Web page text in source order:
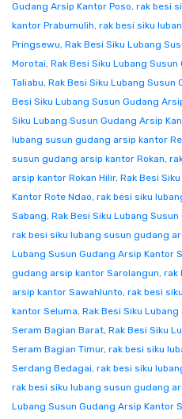
Gudang Arsip Kantor Poso, rak besi
kantor Prabumulih, rak besi siku
Pringsewu, Rak Besi Siku Lubang
Morotai, Rak Besi Siku Lubang
Taliabu, Rak Besi Siku Lubang Susun
Besi Siku Lubang Susun Gudang
Siku Lubang Susun Gudang Arsip
lubang susun gudang arsip kantor
susun gudang arsip kantor Rokan,
arsip kantor Rokan Hilir, Rak Besi
Kantor Rote Ndao, rak besi siku
Sabang, Rak Besi Siku Lubang
rak besi siku lubang susun gudang
Lubang Susun Gudang Arsip Kantor
gudang arsip kantor Sarolangun, rak
arsip kantor Sawahlunto, rak besi
kantor Seluma, Rak Besi Siku
Seram Bagian Barat, Rak Besi Siku
Seram Bagian Timur, rak besi siku
Serdang Bedagai, rak besi siku
rak besi siku lubang susun gudang
Lubang Susun Gudang Arsip Kantor